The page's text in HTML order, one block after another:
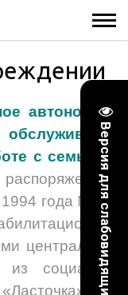
Версия для слабовидящих
автономное
с семьей и
года № 38,
центральной
социально
в